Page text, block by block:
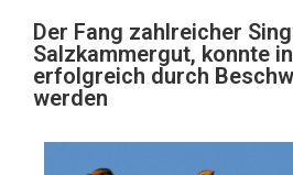
Der Fang zahlreicher
Salzkammergut, konnte
erfolgreich durch
werden